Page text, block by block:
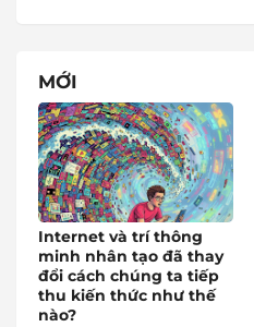
MỚI
Internet và trí thông
minh nhân tạo đã thay
đổi cách chúng ta tiếp
thu kiến thức như thế
nào?